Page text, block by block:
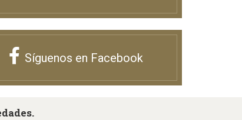
Síguenos en Facebook